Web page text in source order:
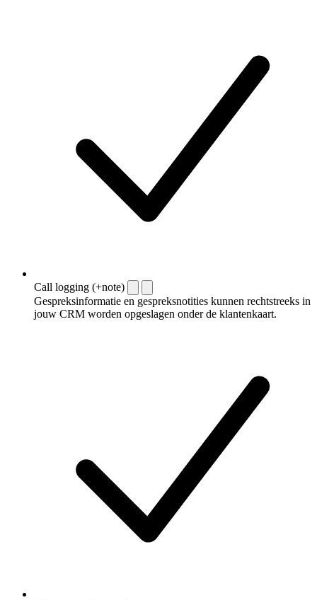
Call logging (+note)
Gespreksinformatie en gespreksnotities kunnen rechtstreeks in
jouw CRM worden opgeslagen onder de klantenkaart.